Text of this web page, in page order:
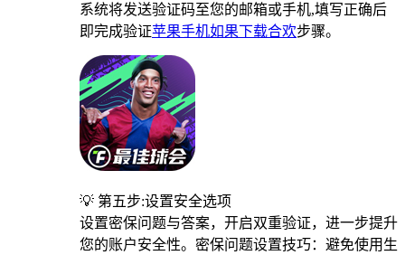
系统将发送验证码至您的邮箱或手机,填写正确后
即完成验证苹果手机如果下载合欢步骤。
💡 第五步:设置安全选项
设置密保问题与答案，开启双重验证，进一步提升
您的账户安全性。密保问题设置技巧：避免使用生